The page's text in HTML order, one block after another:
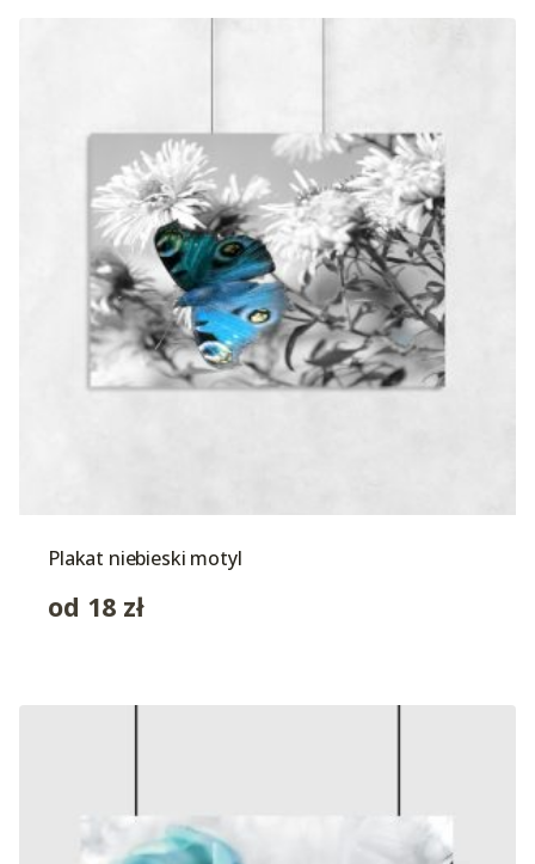
Plakat niebieski motyl
od 18 zł